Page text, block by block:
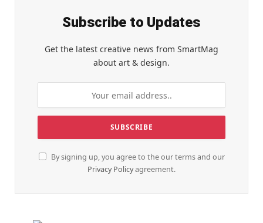
Subscribe to Updates
Get the latest creative news from SmartMag
about art & design.
By signing up, you agree to the our terms and our
Privacy Policyagreement.